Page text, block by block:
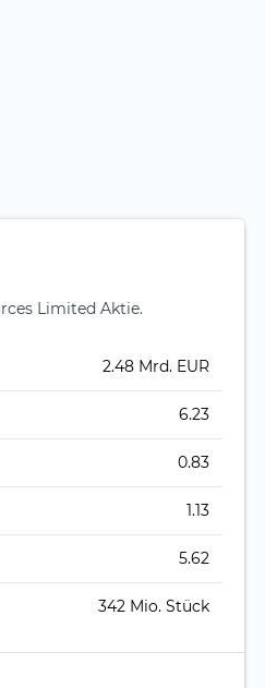
Limited Aktie.
2.48 Mrd. EUR
6.23
0.83
1.13
5.62
342 Mio. Stück